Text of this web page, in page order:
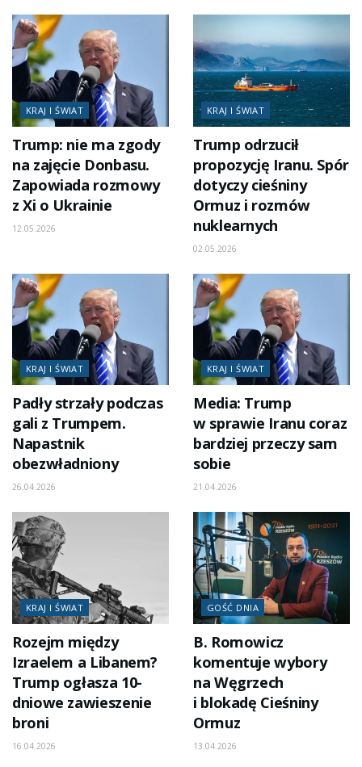
KRAJ I ŚWIAT
Trump: nie ma zgody
na zajęcie Donbasu.
Zapowiada rozmowy
z Xi o Ukrainie
12.05.2026
KRAJ I ŚWIAT
Trump odrzucił
propozycję Iranu. Spór
dotyczy cieśniny
Ormuz i rozmów
nuklearnych
02.05.2026
KRAJ I ŚWIAT
Padły strzały podczas
gali z Trumpem.
Napastnik
obezwładniony
26.04.2026
KRAJ I ŚWIAT
Media: Trump
w sprawie Iranu coraz
bardziej przeczy sam
sobie
21.04.2026
KRAJ I ŚWIAT
Rozejm między
Izraelem a Libanem?
Trump ogłasza 10-
dniowe zawieszenie
broni
16.04.2026
GOŚĆ DNIA
B. Romowicz
komentuje wybory
na Węgrzech
i blokadę Cieśniny
Ormuz
13.04.2026